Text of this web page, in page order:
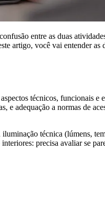
entre as duas
artigo, você vai entender as
técnicos, funcionais e
e adequação a normas de
técnica (lúmens,
precisa avaliar se